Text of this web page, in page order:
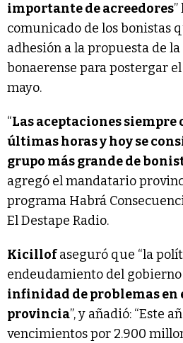
importante de acreedores
comunicado de los bonistas
adhesión a la propuesta de
bonaerense para postergar
mayo.
“Las aceptaciones siempre
últimas horas y hoy se
grupo más grande de
agregó el mandatario
programa Habrá
El Destape Radio.
Kicillofaseguró que “la
endeudamiento del
infinidad de problemas en
provincia”, y añadió: “Este
vencimientos por 2.900